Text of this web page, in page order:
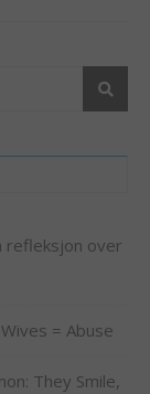
refleksjon over
= Abuse
They Smile,